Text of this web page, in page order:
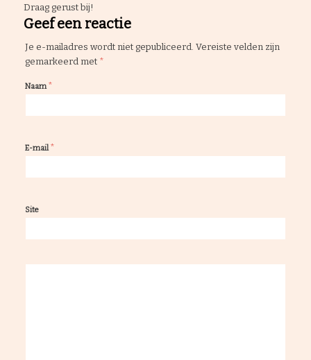
Draag gerust bij!
Geef een reactie
Je e-mailadres wordt niet gepubliceerd. Vereiste velden zijn
gemarkeerd met *
Naam*
E-mail*
Site